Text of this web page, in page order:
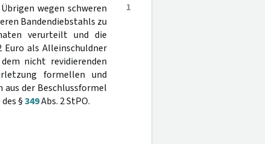
1
wegen schweren
Bandendiebstahls zu
verurteilt und die
Euro als Alleinschuldner
nicht revidierenden
formellen und
der Beschlussformel
§349Abs. 2 StPO.